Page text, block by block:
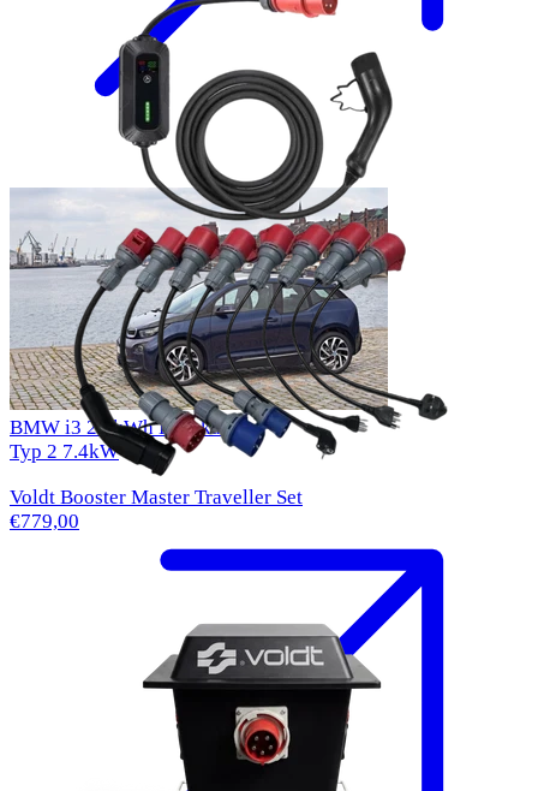
BMW i3 22 kWh Ladekabel
Typ 2 7.4kW
Voldt Booster Master Traveller Set
€779,00